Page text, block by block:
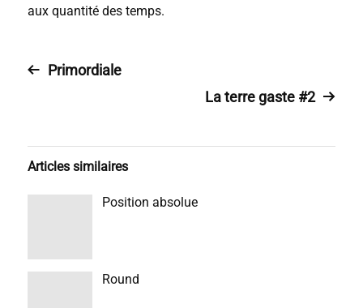
aux quantité des temps.
Primordiale
La terre gaste #2
Articles similaires
Position absolue
Round